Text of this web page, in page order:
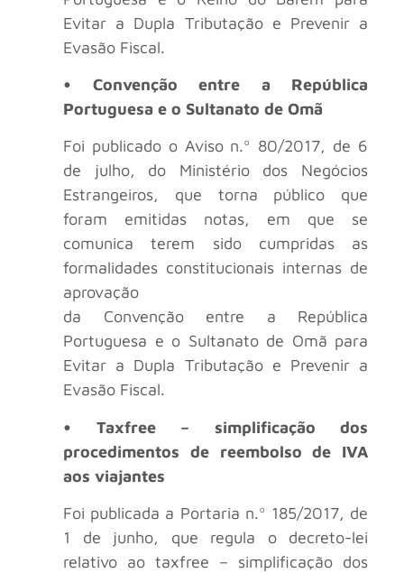
Evitar a Dupla Tributação e Prevenir a
Evasão Fiscal.
• Convenção entre a República
Portuguesa e o Sultanato de Omã
Foi publicado o Aviso n.º 80/2017, de 6
de julho, do Ministério dos Negócios
Estrangeiros, que torna público que
foram emitidas notas, em que se
comunica terem sido cumpridas as
formalidades constitucionais internas de
aprovação
da Convenção entre a República
Portuguesa e o Sultanato de Omã para
Evitar a Dupla Tributação e Prevenir a
Evasão Fiscal.
• Taxfree – simplificação dos
procedimentos de reembolso de IVA
aos viajantes
Foi publicada a Portaria n.º 185/2017, de
1 de junho, que regula o decreto-lei
relativo ao taxfree – simplificação dos